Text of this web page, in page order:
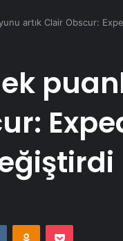
artık Clair Obscur:
VKontakteOdnoklassniki
Pocket